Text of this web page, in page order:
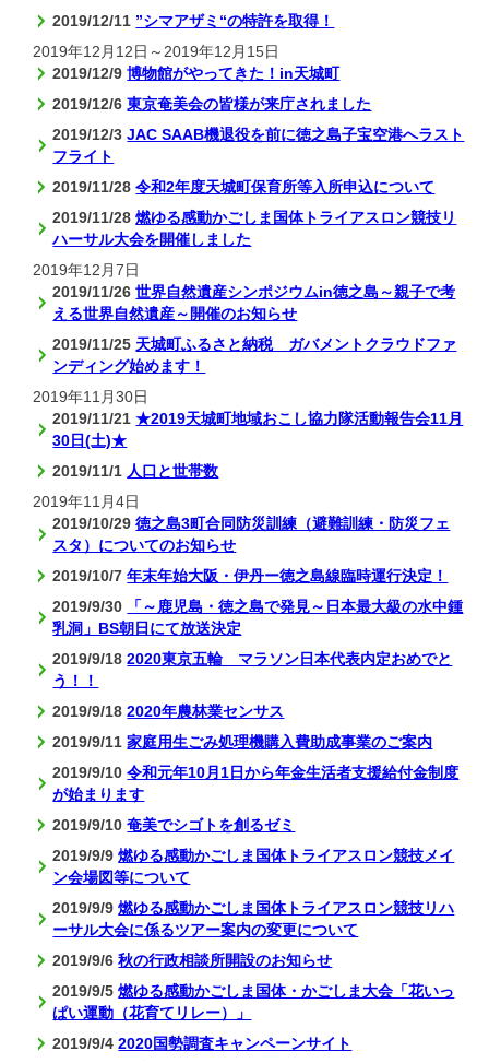
2019/12/11 ”シマアザミ“の特許を取得！
2019年12月12日 ～ 2019年12月15日
2019/12/9博物館がやってきた！in天城町
2019/12/6東京奄美会の皆様が来庁されました
2019/12/3JAC SAAB機退役を前に徳之島子宝空港へラスト
フライト
2019/11/28令和2年度天城町保育所等入所申込について
2019/11/28燃ゆる感動かごしま国体トライアスロン競技リ
ハーサル大会を開催しました
2019年12月7日
2019/11/26世界自然遺産シンポジウムin徳之島～親子で考
える世界自然遺産～開催のお知らせ
2019/11/25 天城町ふるさと納税 ガバメントクラウドファ
ンディング始めます！
2019年11月30日
2019/11/21★2019天城町地域おこし協力隊活動報告会11月
30日(土)★
2019/11/1 人口と世帯数
2019年11月4日
2019/10/29徳之島3町合同防災訓練（避難訓練・防災フェ
スタ）についてのお知らせ
2019/10/7年末年始大阪・伊丹ー徳之島線臨時運行決定！
2019/9/30
「～鹿児島・徳之島で発見～日本最大級の水中鍾
乳洞」BS朝日にて放送決定
2019/9/182020東京五輪 マラソン日本代表内定おめでと
う！！
2019/9/182020年農林業センサス
2019/9/11家庭用生ごみ処理機購入費助成事業のご案内
2019/9/10令和元年10月1日から年金生活者支援給付金制度
が始まります
2019/9/10奄美でシゴトを創るゼミ
2019/9/9燃ゆる感動かごしま国体トライアスロン競技メイ
ン会場図等について
2019/9/9燃ゆる感動かごしま国体トライアスロン競技リハ
ーサル大会に係るツアー案内の変更について
2019/9/6秋の行政相談所開設のお知らせ
2019/9/5燃ゆる感動かごしま国体・かごしま大会「花いっ
ぱい運動（花育てリレー）」
2019/9/42020国勢調査キャンペーンサイト